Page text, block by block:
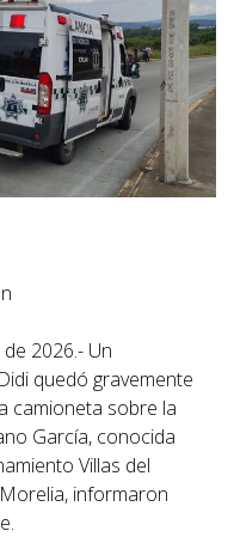
2026.- Un
quedó gravemente
camioneta sobre la
García, conocida
Villas del
informaron